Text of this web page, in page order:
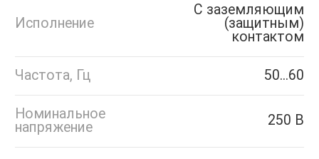
Исполнение
С заземляющим
(защитным)
контактом
Частота, Гц 50...60
Номинальное
напряжение
250 В